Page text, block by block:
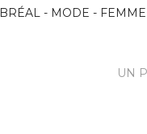
BRÉAL - MODE -
UN